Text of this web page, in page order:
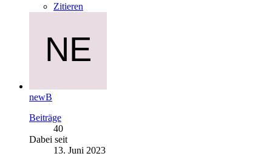
Zitieren
newB
Beiträge
40
Dabei seit
13. Juni 2023